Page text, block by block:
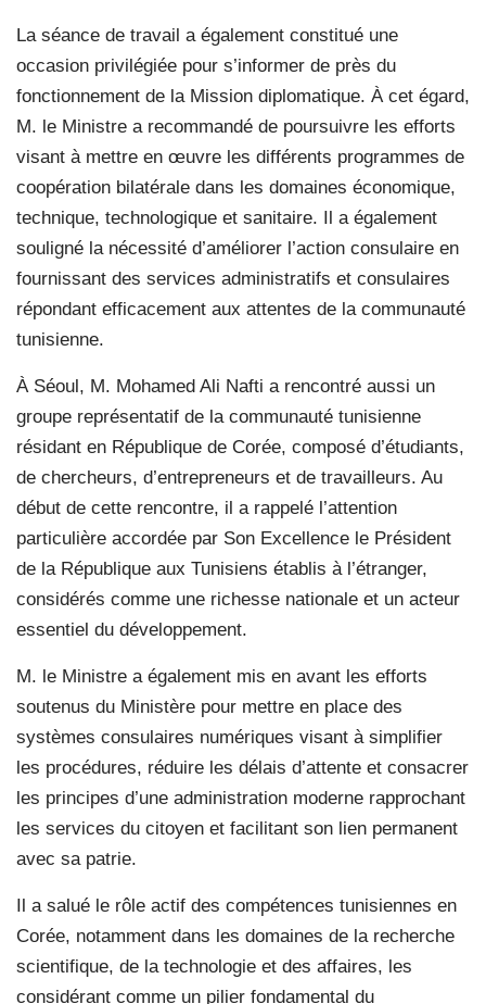
La séance de travail a également constitué une
occasion privilégiée pour s’informer de près du
fonctionnement de la Mission diplomatique. À cet égard,
M. le Ministre a recommandé de poursuivre les efforts
visant à mettre en œuvre les différents programmes de
coopération bilatérale dans les domaines économique,
technique, technologique et sanitaire. Il a également
souligné la nécessité d’améliorer l’action consulaire en
fournissant des services administratifs et consulaires
répondant efficacement aux attentes de la communauté
tunisienne.
À Séoul, M. Mohamed Ali Nafti a rencontré aussi un
groupe représentatif de la communauté tunisienne
résidant en République de Corée, composé d’étudiants,
de chercheurs, d’entrepreneurs et de travailleurs. Au
début de cette rencontre, il a rappelé l’attention
particulière accordée par Son Excellence le Président
de la République aux Tunisiens établis à l’étranger,
considérés comme une richesse nationale et un acteur
essentiel du développement.
M. le Ministre a également mis en avant les efforts
soutenus du Ministère pour mettre en place des
systèmes consulaires numériques visant à simplifier
les procédures, réduire les délais d’attente et consacrer
les principes d’une administration moderne rapprochant
les services du citoyen et facilitant son lien permanent
avec sa patrie.
Il a salué le rôle actif des compétences tunisiennes en
Corée, notamment dans les domaines de la recherche
scientifique, de la technologie et des affaires, les
considérant comme un pilier fondamental du